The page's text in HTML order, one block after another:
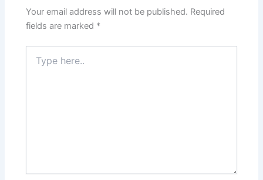
Your email address will not be published. Required
fields are marked *
here..